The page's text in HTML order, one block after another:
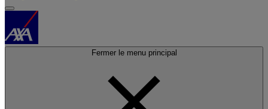
Fermer le menu principal